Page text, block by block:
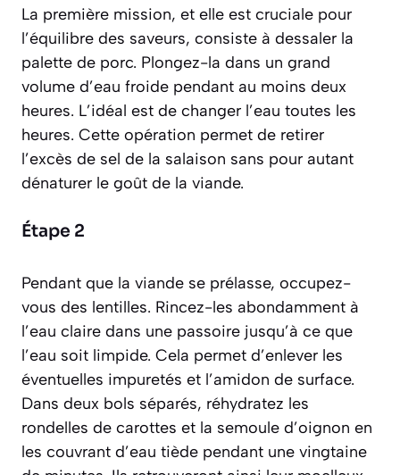
La première mission, et elle est cruciale pour
l’équilibre des saveurs, consiste à dessaler la
palette de porc. Plongez-la dans un grand
volume d’eau froide pendant au moins deux
heures. L’idéal est de changer l’eau toutes les
heures. Cette opération permet de retirer
l’excès de sel de la salaison sans pour autant
dénaturer le goût de la viande.
Étape 2
Pendant que la viande se prélasse, occupez-
vous des lentilles. Rincez-les abondamment à
l’eau claire dans une passoire jusqu’à ce que
l’eau soit limpide. Cela permet d’enlever les
éventuelles impuretés et l’amidon de surface.
Dans deux bols séparés, réhydratez les
rondelles de carottes et la semoule d’oignon en
les couvrant d’eau tiède pendant une vingtaine